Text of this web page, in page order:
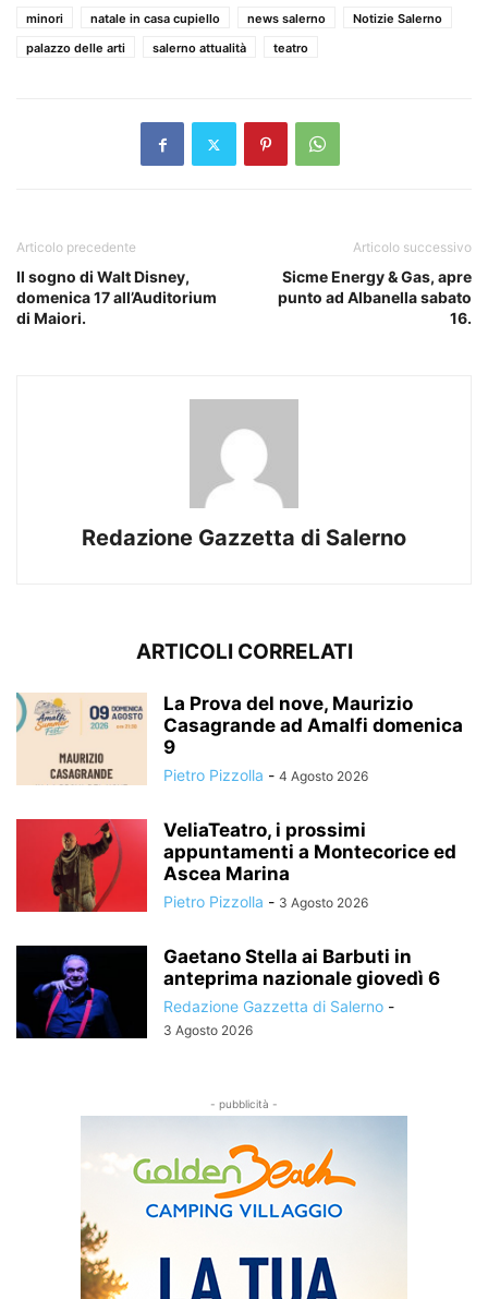
minori natale in casa cupiello news salerno
Notizie Salerno
palazzo delle arti
salerno attualità teatro
Articolo precedente
Il sogno di Walt Disney,
domenica 17 all’Auditorium
di Maiori.
Articolo successivo
Sicme Energy & Gas, apre
punto ad Albanella sabato
16.
Redazione Gazzetta di Salerno
ARTICOLI CORRELATI
La Prova del nove, Maurizio
Casagrande ad Amalfi domenica
9
Pietro Pizzolla - 4 Agosto 2026
VeliaTeatro, i prossimi
appuntamenti a Montecorice ed
Ascea Marina
Pietro Pizzolla - 3 Agosto 2026
Gaetano Stella ai Barbuti in
anteprima nazionale giovedì 6
Redazione Gazzetta di Salerno -
3 Agosto 2026
- pubblicità -